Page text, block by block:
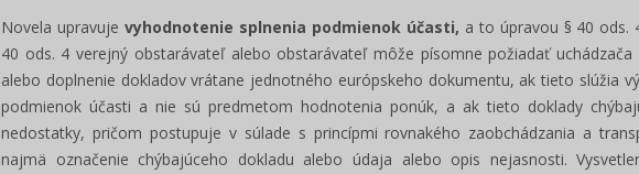
Novela upravuje vyhodnotenie splnenia podmienok účasti, a to úpravou § 40 ods.
40 ods. 4 verejný obstarávateľ alebo obstarávateľ môže písomne požiadať
alebo doplnenie dokladov vrátane jednotného európskeho dokumentu, ak tieto slúžia
podmienok účasti a nie sú predmetom hodnotenia ponúk, a ak tieto doklady
nedostatky, pričom postupuje v súlade s princípmi rovnakého zaobchádzania a
najmä označenie chýbajúceho dokladu alebo údaja alebo opis nejasnosti.